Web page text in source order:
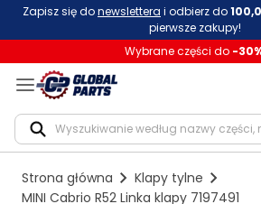
Zapisz się donewslettera i odbierz do
pierwsze zakupy!
Wybrane części do -30
Strona główna
Klapy tylne
MINI Cabrio R52 Linka klapy 7197491